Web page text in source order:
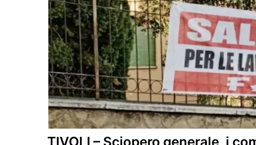
TIVOLI – Sciopero generale, i